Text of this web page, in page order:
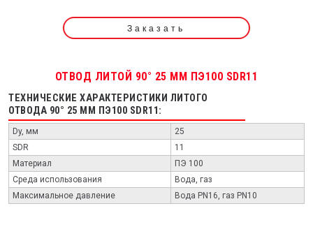
Заказать
ОТВОД ЛИТОЙ 90° 25 ММ ПЭ100 SDR11
ТЕХНИЧЕСКИЕ ХАРАКТЕРИСТИКИ ЛИТОГО
ОТВОДА 90° 25 ММ ПЭ100 SDR11:
Dy, мм
25
SDR
11
Материал
ПЭ 100
Среда использования
Вода, газ
Максимальное давление
Вода PN16, газ PN10